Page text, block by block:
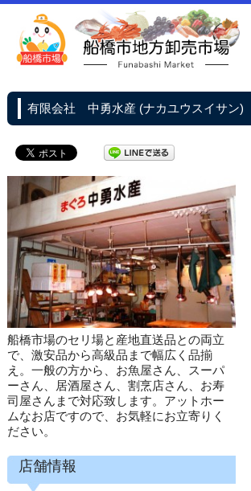
有限会社 中勇水産 (ナカユウスイサン)
船橋市場のセリ場と産地直送品との両立
で、激安品から高級品まで幅広く品揃
え。一般の方から、お魚屋さん、スーパ
ーさん、居酒屋さん、割烹店さん、お寿
司屋さんまで対応致します。アットホー
ムなお店ですので、お気軽にお立寄りく
ださい。
店舗情報